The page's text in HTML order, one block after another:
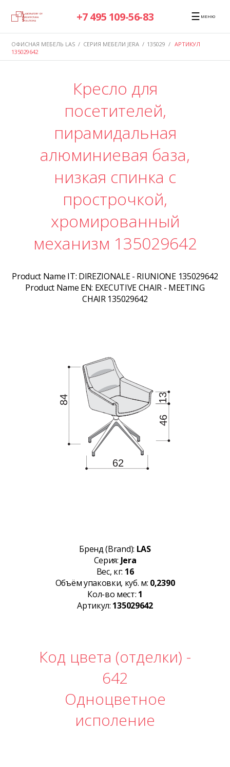
+7 495 109-56-83 ☰ МЕНЮ
ОФИСНАЯ МЕБЕЛЬ LAS / СЕРИЯ МЕБЕЛИ JERA / 135029 / АРТИКУЛ
135029642
Кресло для
посетителей,
пирамидальная
алюминиевая база,
низкая спинка с
прострочкой,
хромированный
механизм 135029642
Product Name IT: DIREZIONALE - RIUNIONE 135029642
Product Name EN: EXECUTIVE CHAIR - MEETING
CHAIR 135029642
Бренд (Brand): LAS
Серия: Jera
Вес, кг: 16
Объём упаковки, куб. м: 0,2390
Кол-во мест: 1
Артикул: 135029642
Код цвета (отделки) -
642
Одноцветное
исполение